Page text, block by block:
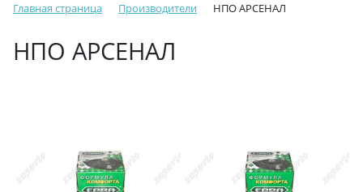
Главная страница Производители НПО АРСЕНАЛ
НПО АРСЕНАЛ